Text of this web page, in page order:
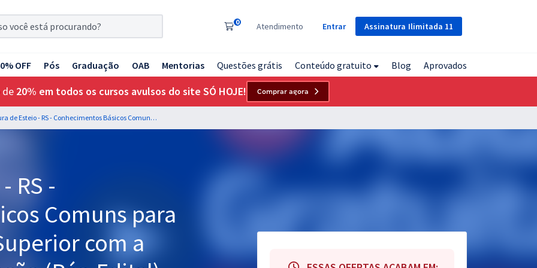
Assinatura Ilimitada 11
0 Atendimento Entrar
OFF Pós Graduação OAB Mentorias Questões grátis Conteúdo gratuito Blog Aprovados
de 20% em todos os cursos avulsos do site SÓ HOJE! Comprar agora
Prefeitura de Esteio - RS - Conhecimentos Básicos Comuns para os Cargos de Nível Superior com a Equipe Gran - Educação (Pós-Edital)
RS -
Comuns para
com a